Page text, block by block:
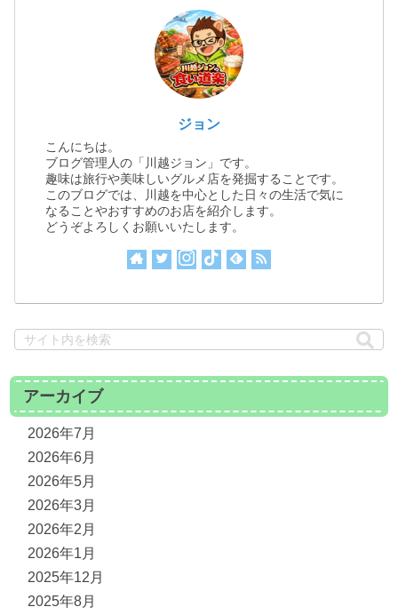
ジョン
こんにちは。
ブログ管理人の「川越ジョン」です。
趣味は旅行や美味しいグルメ店を発掘することです。
このブログでは、川越を中心とした日々の生活で気に
なることやおすすめのお店を紹介します。
どうぞよろしくお願いいたします。
アーカイブ
2026年7月
2026年6月
2026年5月
2026年3月
2026年2月
2026年1月
2025年12月
2025年8月